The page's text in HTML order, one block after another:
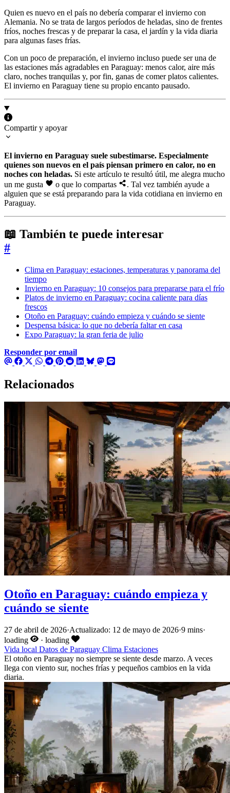
Quien es nuevo en el país no debería comparar el invierno con
Alemania. No se trata de largos períodos de heladas, sino de frentes
fríos, noches frescas y de preparar la casa, el jardín y la vida diaria
para algunas fases frías.
Con un poco de preparación, el invierno incluso puede ser una de
las estaciones más agradables en Paraguay: menos calor, aire más
claro, noches tranquilas y, por fin, ganas de comer platos calientes.
El invierno en Paraguay tiene su propio encanto pausado.
Compartir y apoyar
El invierno en Paraguay suele subestimarse. Especialmente
quienes son nuevos en el país piensan primero en calor, no en
noches con heladas. Si este artículo te resultó útil, me alegra mucho
un me gusta
o que lo compartas
. Tal vez también ayude a
alguien que se está preparando para la vida cotidiana en invierno en
Paraguay.
📖 También te puede interesar
#
Clima en Paraguay: estaciones, temperaturas y panorama del
tiempo
Invierno en Paraguay: 10 consejos para prepararse para el frío
Platos de invierno en Paraguay: cocina caliente para días
frescos
Otoño en Paraguay: cuándo empieza y cuándo se siente
Despensa básica: lo que no debería faltar en casa
Expo Paraguay: la gran feria de julio
Responder por email
Relacionados
Otoño en Paraguay: cuándo empieza y
cuándo se siente
27 de abril de 2026·Actualizado: 12 de mayo de 2026·9 mins·
loading
· loading
Vida local Datos de Paraguay Clima Estaciones
El otoño en Paraguay no siempre se siente desde marzo. A veces
llega con viento sur, noches frías y pequeños cambios en la vida
diaria.